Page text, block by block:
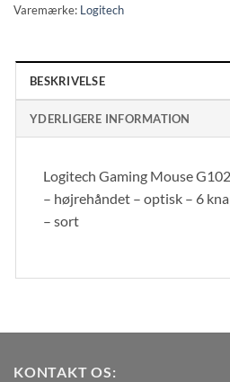
Varemærke: Logitech
BESKRIVELSE
YDERLIGERE INFORMATION
Logitech Gaming Mouse
– højrehåndet – optisk – 6
– sort
KONTAKT OS: